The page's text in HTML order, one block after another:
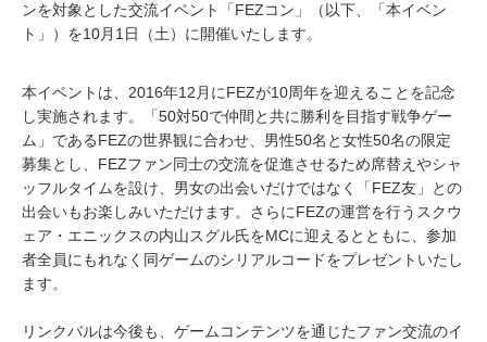
ンを対象とした交流イベント「FEZコン」（以下、「本イベン
ト」）を10月1日（土）に開催いたします。
本イベントは、2016年12月にFEZが10周年を迎えることを記念
し実施されます。「50対50で仲間と共に勝利を目指す戦争ゲー
ム」であるFEZの世界観に合わせ、男性50名と女性50名の限定
募集とし、FEZファン同士の交流を促進させるため席替えやシャ
ッフルタイムを設け、男女の出会いだけではなく「FEZ友」との
出会いもお楽しみいただけます。さらにFEZの運営を行うスクウ
ェア・エニックスの内山スグル氏をMCに迎えるとともに、参加
者全員にもれなく同ゲームのシリアルコードをプレゼントいたし
ます。
リンクバルは今後も、ゲームコンテンツを通じたファン交流のイ